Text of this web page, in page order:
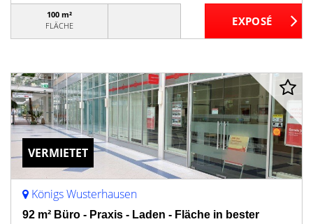
100 m²
FLÄCHE
VERMIETET
Königs Wusterhausen
92 m² Büro - Praxis - Laden - Fläche in bester